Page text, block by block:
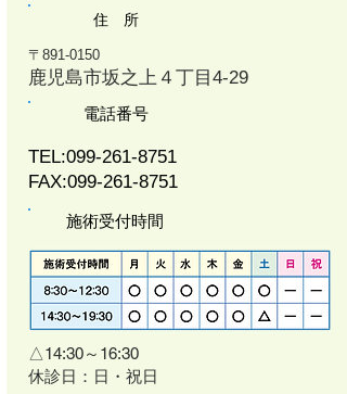
住 所
〒891-0150
鹿児島市坂之上４丁目4-29
電話番号
TEL:099-261-8751
FAX:099-261-8751
施術受付時間
△14:30～16:30
​休診日：日・祝日